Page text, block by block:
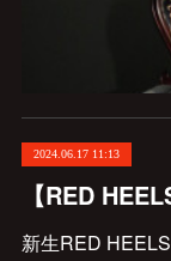
2024.06.17 11:13
【RED
新生RED